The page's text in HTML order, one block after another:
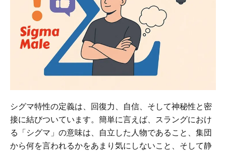
シグマ特性の定義は、回復力、自信、そして神秘性と密
接に結びついています。簡単に言えば、スラングにおけ
る「シグマ」の意味は、自立した人物であること、集団
から何を言われるかをあまり気にしないこと、そして静